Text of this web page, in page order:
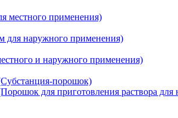
местного применения)
для наружного применения)
и наружного применения)
порошок)
для приготовления раствора